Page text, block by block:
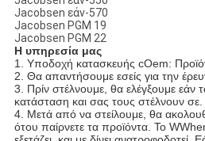
Jacobsen εάν-570
Jacobsen PGM 19
Jacobsen PGM 22
Η υπηρεσία μας
1. Υποδοχή κατασκευής cOem:
2. Θα απαντήσουμε εσείς για την
3. Πρίν στέλνουμε, θα ελέγξουμε εάν
κατάσταση και σας τους στέλνουν σε.
4. Μετά από να στείλουμε, θα
ότου παίρνετε τα προϊόντα. Το